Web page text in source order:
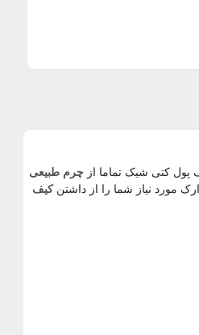
کتی شیک تماما از چرم طبیعی
مورد نیاز شما را از داشتنکیف